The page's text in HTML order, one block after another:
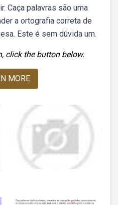
Caça palavras são uma
a ortografia correta de
Este é sem dúvida um.
click the button below.
MORE